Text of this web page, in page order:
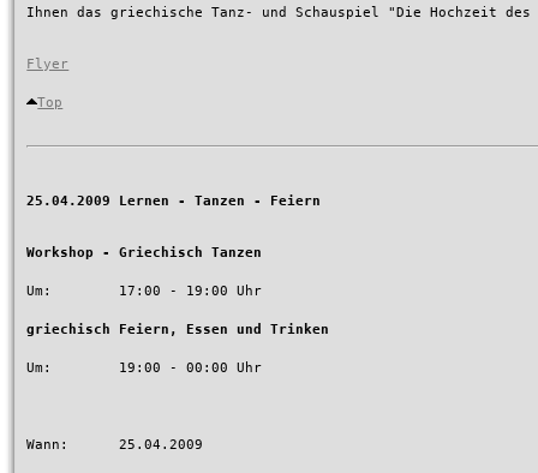
Ihnen das griechische Tanz- und Schauspiel "Die Hochzeit
Flyer
Top
25.04.2009 Lernen - Tanzen - Feiern
Workshop - Griechisch Tanzen
Um:        17:00 - 19:00 Uhr
griechisch Feiern, Essen und Trinken
Um:        19:00 - 00:00 Uhr
Wann:      25.04.2009